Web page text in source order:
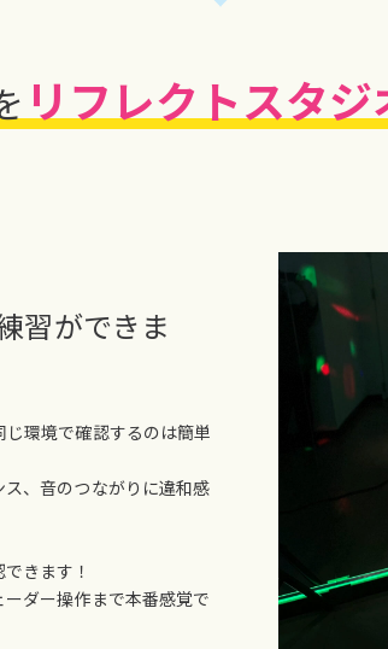
リフレクトスタジ
習ができま
環境で確認するのは簡単
、音のつながりに違和感
きます！
ダー操作まで本番感覚で